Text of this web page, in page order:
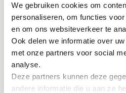
We gebruiken cookies om
personaliseren, om functies
en om ons websiteverkeer te
Ook delen we informatie over
met onze partners voor social
analyse.
Deze partners kunnen deze
andere informatie die u aan ze
Specificaties
Documenten
Gerelateerde producten